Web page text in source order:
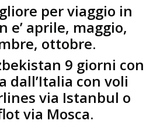
per viaggio in
e’ aprile, maggio,
ottobre.
9 giorni con
dall’Italia con voli
via Istanbul o
via Mosca.